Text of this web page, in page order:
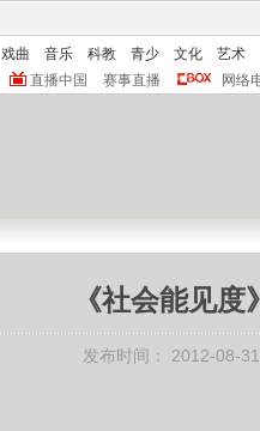
戏曲 音乐 科教 青少 文化
艺术
直播中国 赛事直播 网络
《社会能见度
发布时间： 2012-08-